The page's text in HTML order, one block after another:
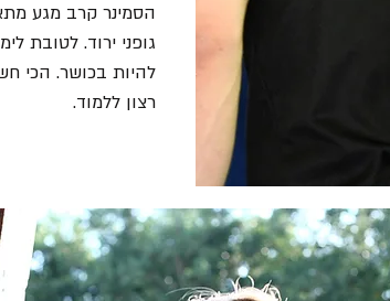
הסמינר קרב מגע
גופני ירוד. לטובת
להיות בכושר. הכי
רצון ללמוד.